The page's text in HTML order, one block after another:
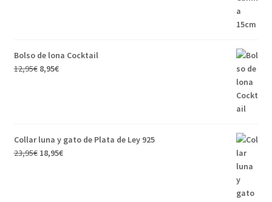
Bolso de lona Cocktail
12,95€ 8,95€
Collar luna y gato de Plata de Ley 925
23,95€ 18,95€